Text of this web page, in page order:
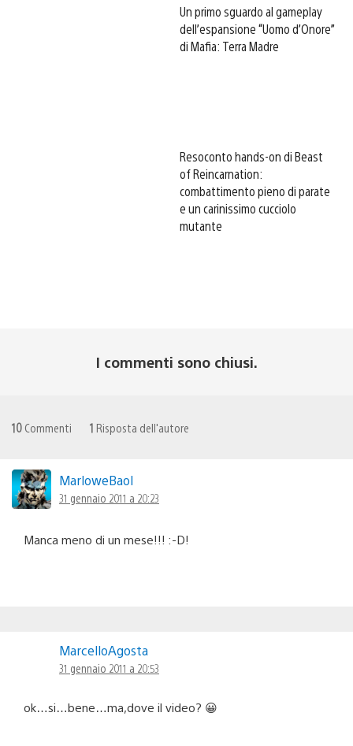
Un primo sguardo al gameplay
dell’espansione “Uomo d’Onore”
di Mafia: Terra Madre
Resoconto hands-on di Beast
of Reincarnation:
combattimento pieno di parate
e un carinissimo cucciolo
mutante
I commenti sono chiusi.
10 Commenti 1 Risposta dell'autore
MarloweBaol
31 gennaio 2011 a 20:23
Manca meno di un mese!!! :-D!
MarcelloAgosta
31 gennaio 2011 a 20:53
ok…si…bene…ma,dove il video? 😀